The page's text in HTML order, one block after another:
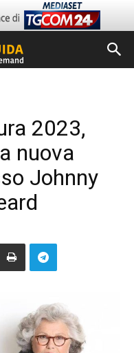
2023,
nuova
Johnny